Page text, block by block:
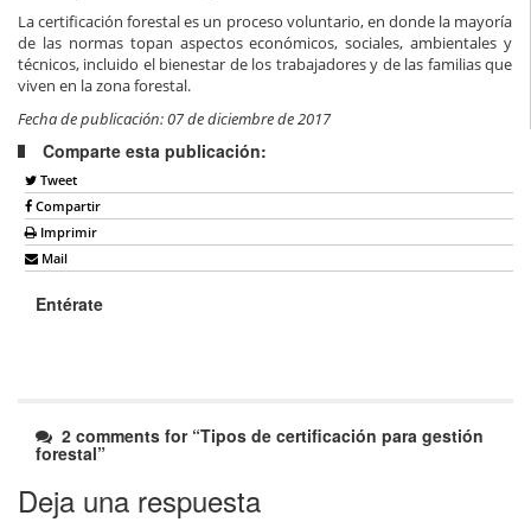
La certificación forestal es un proceso voluntario, en donde la mayoría
de las normas topan aspectos económicos, sociales, ambientales y
técnicos, incluido el bienestar de los trabajadores y de las familias que
viven en la zona forestal.
Fecha de publicación: 07 de diciembre de 2017
Comparte esta publicación:
Tweet
Compartir
Imprimir
Mail
Entérate
2 comments for “Tipos de certificación para gestión
forestal”
Deja una respuesta